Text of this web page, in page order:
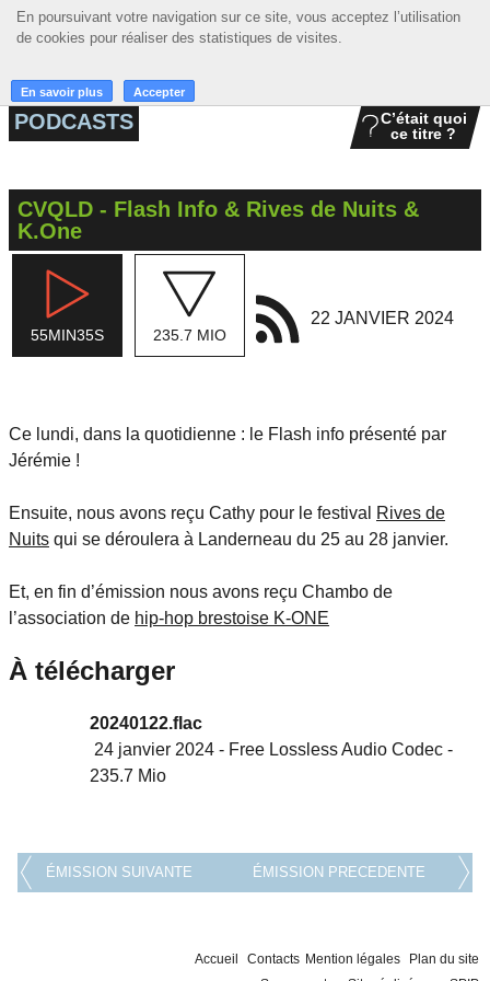
En poursuivant votre navigation sur ce site, vous acceptez l’utilisation
de cookies pour réaliser des statistiques de visites.
En savoir plus Accepter
En poursuivant votre navigation sur ce site, vous acceptez l’utilisation
de cookies pour réaliser des statistiques de visites.
En savoir plus Accepter
☰ MENU
ACCUEIL
GRILLE
MUSIQUE
ACTIONS
LA RADIO
PODCASTS
C’était quoi
ce titre ?
CVQLD - Flash Info & Rives de Nuits &
K.One
55MIN35S 235.7 MIO
22 JANVIER 2024
Ce lundi, dans la quotidienne : le Flash info présenté par
Jérémie !
Ensuite, nous avons reçu Cathy pour le festival
Rives de
Nuits qui se déroulera à Landerneau du 25 au 28 janvier.
Et, en fin d’émission nous avons reçu Chambo de
l’association de hip-hop brestoise K-ONE
À télécharger
20240122.flac
24 janvier 2024 - Free Lossless Audio Codec -
235.7 Mio
ÉMISSION SUIVANTE ÉMISSION PRECEDENTE
Accueil Contacts Mention légales
Plan du site